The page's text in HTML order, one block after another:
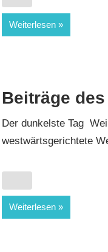
Weiterlesen
Beiträge
Der dunkelste Tag
westwärtsgerichtete
Weiterlesen